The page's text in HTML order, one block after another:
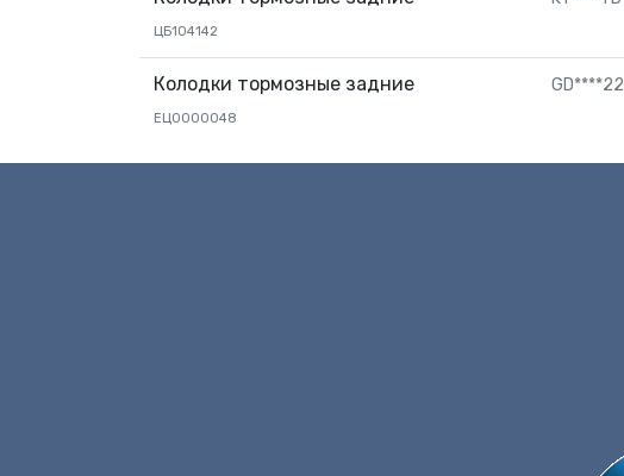
ЦБ104142
Колодки тормозные задние
ЕЦ0000048
GD****22